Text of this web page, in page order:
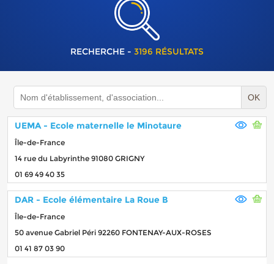
RECHERCHE - 3196 RÉSULTATS
OK
UEMA - Ecole maternelle le Minotaure
Île-de-France
14 rue du Labyrinthe 91080 GRIGNY
01 69 49 40 35
DAR - Ecole élémentaire La Roue B
Île-de-France
50 avenue Gabriel Péri 92260 FONTENAY-AUX-ROSES
01 41 87 03 90